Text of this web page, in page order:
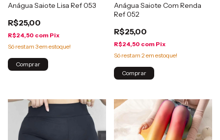
Anágua Saiote Lisa Ref 053
R$25,00
R$24,50 com Pix
Só restam 3em estoque!
Comprar
Anágua Saiote Com Renda
Ref 052
R$25,00
R$24,50 com Pix
Só restam 2em estoque!
Comprar